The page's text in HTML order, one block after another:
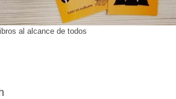
al alcance de todos